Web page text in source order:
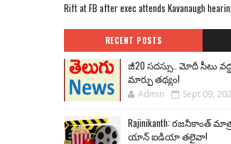
Rift at FB after exec attends Kavanaugh
RECENT POSTS
జీ20 సదస్సు.. మోదీ సీటు
మార్పు తథ్యం!
Admin Sept 09,
Rajinikanth: రజనీకాంత్
యాన్ ఐడియా తలైవా!